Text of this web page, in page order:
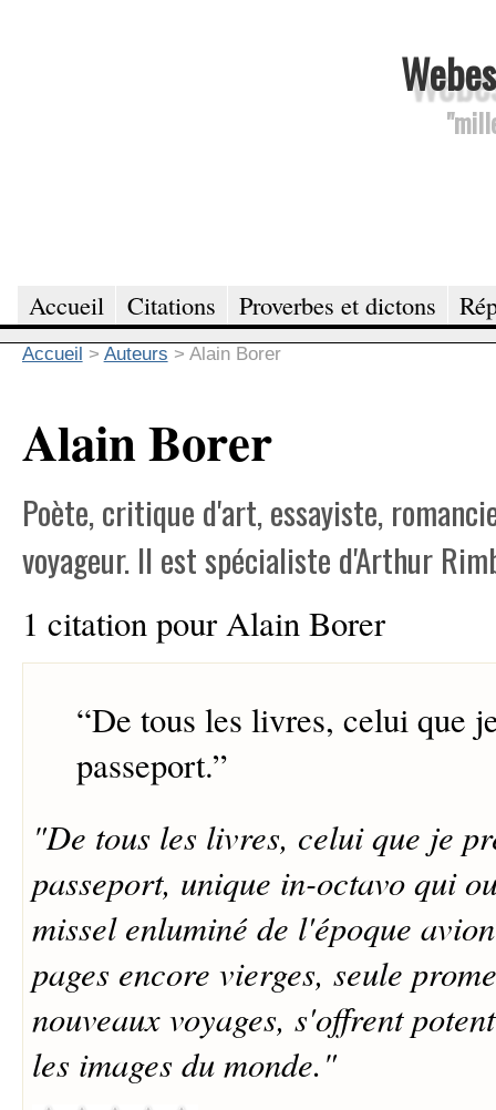
Accueil Citations Proverbes et dictons
Accueil > Auteurs > Alain Borer
Alain Borer
Poète, critique d'art, essayiste,
voyageur. Il est spécialiste d'Arthur
1 citation pour Alain Borer
“De tous les livres, celui que
passeport.”
"De tous les livres, celui que je
passeport, unique in-octavo qui
missel enluminé de l'époque
pages encore vierges, seule
nouveaux voyages, s'offrent
les images du monde."